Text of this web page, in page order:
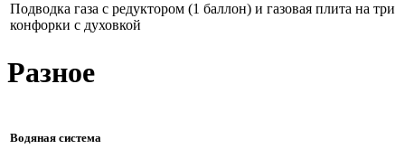
Подводка газа с редуктором (1 баллон) и газовая плита на три
конфорки с духовкой
Разное
Водяная система